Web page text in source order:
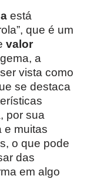
está
que é um
valor
a
vista como
se destaca
por sua
e muitas
o que pode
das
em algo